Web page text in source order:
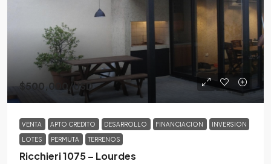
$500,000 /USD
VENTA APTO CREDITO DESARROLLO FINANCIACION INVERSION
LOTES PERMUTA TERRENOS
Ricchieri 1075 – Lourdes